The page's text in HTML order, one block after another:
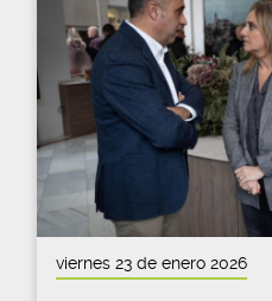
viernes 23 de enero 2026